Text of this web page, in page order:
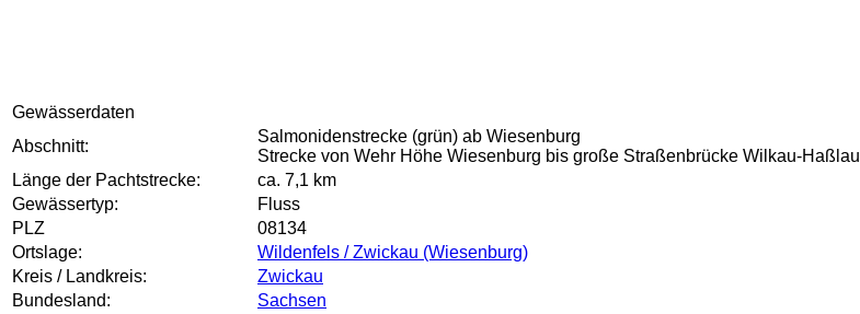
Gewässerdaten
Abschnitt:
Salmonidenstrecke (grün) ab Wiesenburg
Strecke von Wehr Höhe Wiesenburg bis große Straßenbrücke Wilkau-Haßlau
Länge der Pachtstrecke:
ca. 7,1 km
Gewässertyp:
Fluss
PLZ
08134
Ortslage:
Wildenfels / Zwickau (Wiesenburg)
Kreis / Landkreis:
Zwickau
Bundesland:
Sachsen